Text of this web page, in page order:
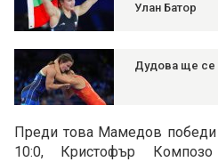
Улан Батор
Дудова ще се
Преди това Мамедов
10:0, Кристофър